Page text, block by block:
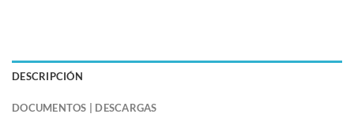
DESCRIPCIÓN
DOCUMENTOS | DESCARGAS